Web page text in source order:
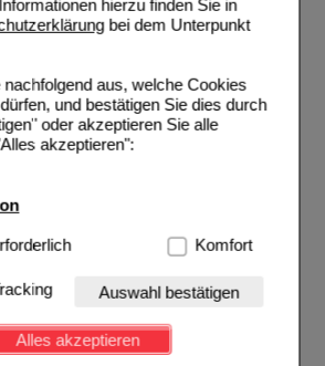
hierzu finden Sie in
bei dem Unterpunkt
nachfolgend aus, welche Cookies
und bestätigen Sie dies durch
oder akzeptieren Sie alle
akzeptieren":
Hierbei handelt es sich um
sind (z.B. Navigation, Warenkorb,
auf diese nicht verzichtet
Komfort
Auswahl bestätigen
Alles akzeptieren